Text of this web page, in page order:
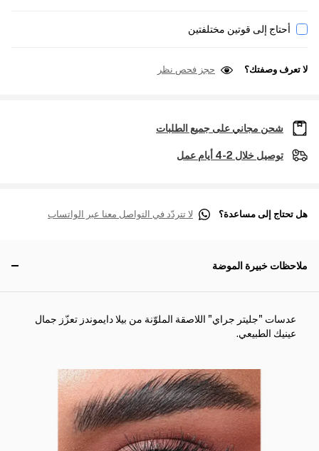
أحتاج إلى قوتين مختلفتين
لا تعرف وصفتك؟ حجز فحص نظر
شحن مجاني على جميع الطلبات
توصيل خلال 2-4 أيام عمل
هل تحتاج إلى مساعدة؟ لا تتردّد في التواصل معنا عبر الواتساب
ملاحظات خبيرة الموضة
عدسات "جليتر جراي" اللاصقة الملوّنة من بيلا دايموندز تعزّز جمال
عينيك الطبيعي.